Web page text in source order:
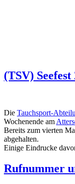
(TSV)
Die Tauchsport-
Wochenende am
Bereits zum vierten
abgehalten.
Einige Eindrucke
Rufnummer